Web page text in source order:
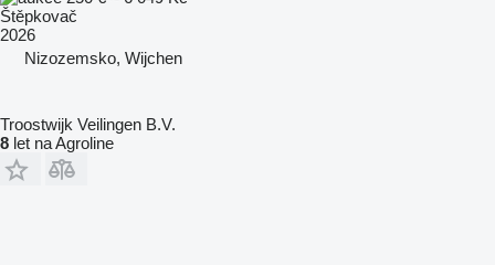
Štěpkovač
2026
Nizozemsko, Wijchen
Troostwijk Veilingen B.V.
8 let na Agroline